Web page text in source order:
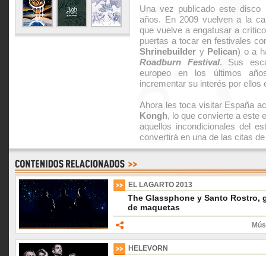
Una vez publicado este disco
años. En 2009 vuelven a la
que vuelve a engatusar a
puertas a tocar en festivales
Shrinebuilder y Pelican) o a
Roadburn Festival. Sus
europeo en los últimos
incrementar su interés por ellos
Ahora les toca visitar España
Kongh, lo que convierte a este
aquellos incondicionales del
convertirá en una de las citas
EL LAGARTO 2013
The Glassphone y Santo Rostro,
de maquetas
HELEVORN